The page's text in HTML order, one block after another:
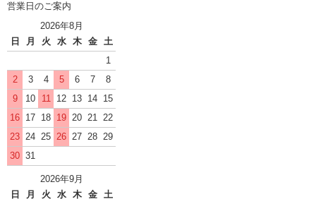
営業日のご案内
2026年8月
日
月 火 水 木 金
土
1
2
3 4 5 6 7
8
9
10 11 12 13 14 15
16 17 18 19 20 21 22
23 24 25 26 27 28 29
30 31
2026年9月
日
月 火 水 木 金
土